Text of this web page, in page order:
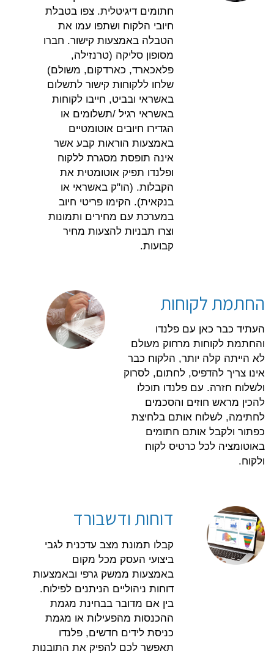
חתומים דיגיטלית. צפו בטבלת
חיובי הלקוח ושתפו עמו את
הטבלה באמצעות קישור. חברו
מסופון סליקה (טרנזילה,
פלאכארד, כארדקום, משולם)
שלחו ללקוחות קישור לתשלום
באשראי ובביט, חייבו לקוחות
באשראי רגיל /תשלומים או
הגדירו חיובים אוטומטיים
באמצעות הוראות קבע אשר
אינה תופסת מסגרת ללקוח
ופלנדו תפיק אוטומטית את
הקבלות. (הו"ק באשראי או
בנקאית). הקימו פריטי חיוב
במערכת עם מחירים ותמונות
וצרו תבניות להצעות מחיר
קבועות.
החתמת לקוחות
העתיד כבר כאן עם פלנדו
והחתמת לקוחות מרחוק מעולם
לא הייתה קלה יותר, הלקוח כבר
אינו צריך להדפיס, לחתום, לסרוק
ולשלוח חזרה. עם פלנדו תוכלו
להכין מראש חוזים והסכמים
לחתימה, לשלוח אותם בלחיצת
כפתור ולקבל אותם חתומים
באוטומציה לכל כרטיס לקוח
ולקוח.
דוחות ודשבורד
קבלו תמונת מצב עדכנית לגבי
ביצועי העסק מכל מקום
באמצעות ממשק גרפי ובאמצעות
דוחות ניהוליים הניתנים לפילוח.
בין אם מדובר בבחינת מגמת
ההכנסות מהפעילות או מגמת
כניסת לידים חדשים, פלנדו
תאפשר לכם להפיק את התובנות